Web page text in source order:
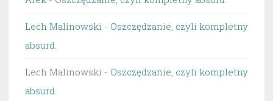
Lech Malinowski - Oszczędzanie, czyli kompletny
absurd.
Lech Malinowski - Oszczędzanie, czyli kompletny
absurd.